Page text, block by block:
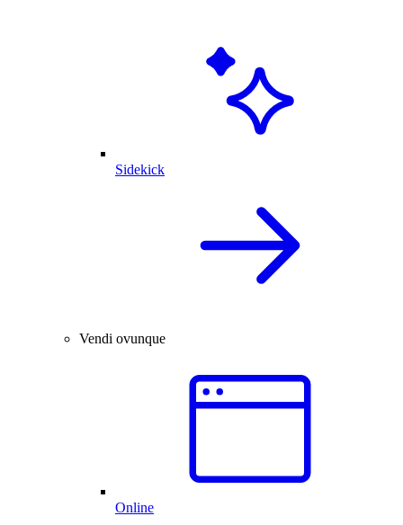
Sidekick
Vendi ovunque
Online